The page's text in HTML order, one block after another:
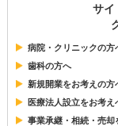
サイ
病院・クリニックの方
歯科の方へ
新規開業をお考えの方
医療法人設立をお考え
事業承継・相続・売却